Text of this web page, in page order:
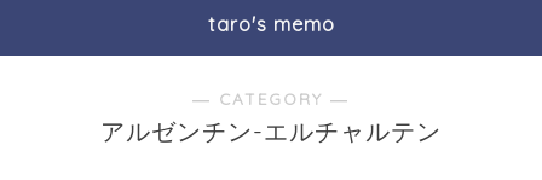
taro's memo
― CATEGORY ―
アルゼンチン-エルチャルテン